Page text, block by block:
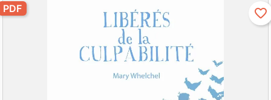
PDF favorite_border